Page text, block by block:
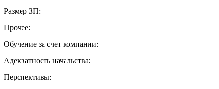
Размер ЗП:
Прочее:
Обучение за счет компании:
Адекватность начальства:
Перспективы: